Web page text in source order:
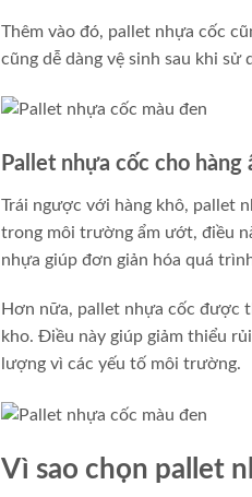
Thêm vào đó, pallet nhựa cốc
cũng dễ dàng vệ sinh sau khi
Pallet nhựa cốc cho hàng
Trái ngược với hàng khô, pallet
trong môi trường ẩm ướt, điều
nhựa giúp đơn giản hóa quá
Hơn nữa, pallet nhựa cốc được
kho. Điều này giúp giảm thiểu
lượng vì các yếu tố môi trường.
Vì sao chọn pallet